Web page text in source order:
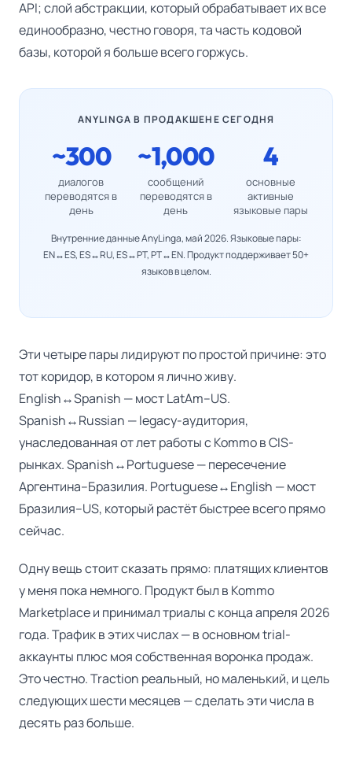
API; слой абстракции, который обрабатывает их все
единообразно, честно говоря, та часть кодовой
базы, которой я больше всего горжусь.
ANYLINGA В ПРОДАКШЕНЕ СЕГОДНЯ
~300
диалогов
переводятся в
день
~1,000
сообщений
переводятся в
день
4
основные
активные
языковые пары
Внутренние данные AnyLinga, май 2026. Языковые пары:
EN↔ES, ES↔RU, ES↔PT, PT↔EN. Продукт поддерживает 50+
языков в целом.
Эти четыре пары лидируют по простой причине: это
тот коридор, в котором я лично живу.
English↔Spanish — мост LatAm–US.
Spanish↔Russian — legacy-аудитория,
унаследованная от лет работы с Kommo в CIS-
рынках. Spanish↔Portuguese — пересечение
Аргентина–Бразилия. Portuguese↔English — мост
Бразилия–US, который растёт быстрее всего прямо
сейчас.
Одну вещь стоит сказать прямо: платящих клиентов
у меня пока немного. Продукт был в Kommo
Marketplace и принимал триалы с конца апреля 2026
года. Трафик в этих числах — в основном trial-
аккаунты плюс моя собственная воронка продаж.
Это честно. Traction реальный, но маленький, и цель
следующих шести месяцев — сделать эти числа в
десять раз больше.